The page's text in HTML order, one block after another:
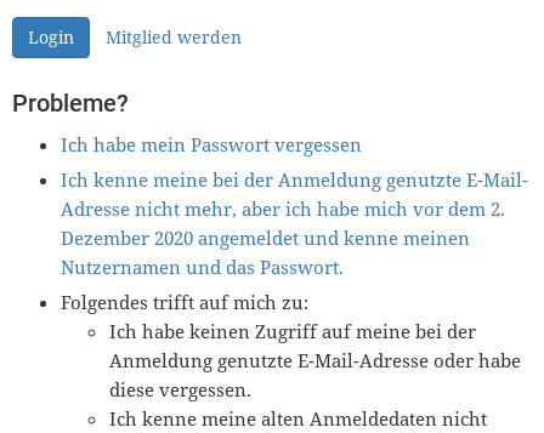
Login Mitglied werden
Probleme?
Ich habe mein Passwort vergessen
Ich kenne meine bei der Anmeldung genutzte E-Mail-
Adresse nicht mehr, aber ich habe mich vor dem 2.
Dezember 2020 angemeldet und kenne meinen
Nutzernamen und das Passwort.
Folgendes trifft auf mich zu:
Ich habe keinen Zugriff auf meine bei der
Anmeldung genutzte E-Mail-Adresse oder habe
diese vergessen.
Ich kenne meine alten Anmeldedaten nicht